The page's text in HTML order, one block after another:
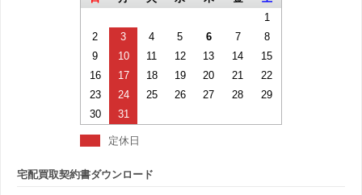
1
2
3 4 5 6 7
8
9
10 11 12 13 14
15
16
17 18 19 20 21
22
23
24 25 26 27 28
29
30
31
定休日
宅配買取契約書ダウンロード